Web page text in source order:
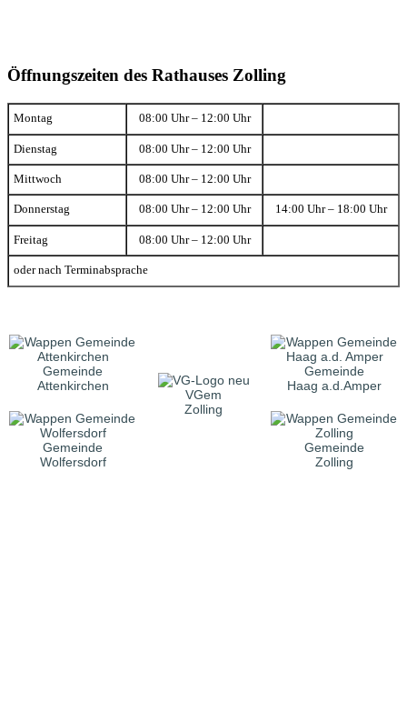
Öffnungszeiten des Rathauses Zolling
Montag 08:00 Uhr – 12:00 Uhr
Dienstag 08:00 Uhr – 12:00 Uhr
Mittwoch 08:00 Uhr – 12:00 Uhr
Donnerstag 08:00 Uhr – 12:00 Uhr 14:00 Uhr – 18:00 Uhr
Freitag 08:00 Uhr – 12:00 Uhr
oder nach Terminabsprache
Gemeinde
Attenkirchen
VGem
Zolling
Gemeinde
Haag a.d.Amper
Gemeinde
Wolfersdorf
Gemeinde
Zolling